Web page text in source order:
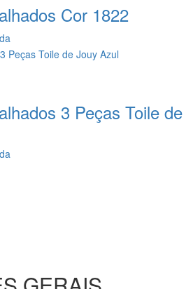
Cor 1822
3 Peças Toile de